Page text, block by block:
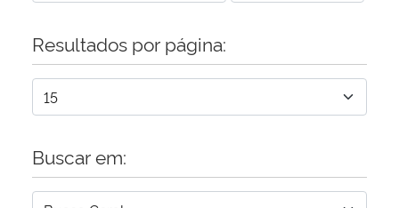
Resultados por página:
Buscar em: